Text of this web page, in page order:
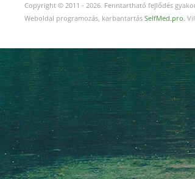
Copyright © 2011 - 2026. Fenntartható fejlődés
Weboldal programozás, karbantartás SelfMed.pro.